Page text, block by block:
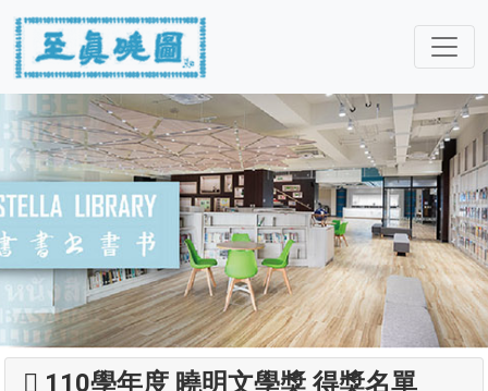
110學年度 曉明文學獎 得獎名單